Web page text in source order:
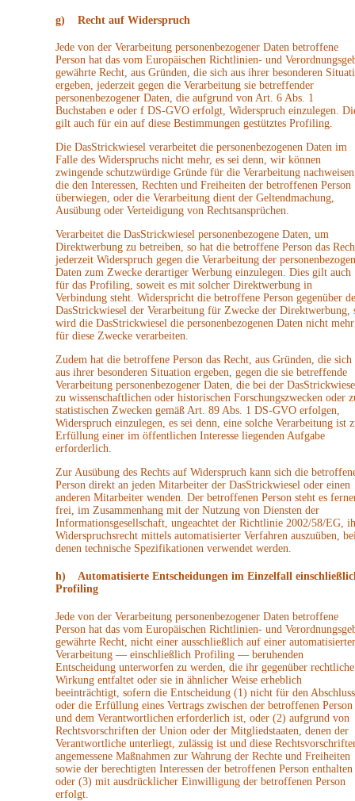
g) Recht auf Widerspruch
Jede von der Verarbeitung personenbezogener Daten betroffene
Person hat das vom Europäischen Richtlinien- und
gewährte Recht, aus Gründen, die sich aus ihrer besonderen
ergeben, jederzeit gegen die Verarbeitung sie betreffender
personenbezogener Daten, die aufgrund von Art. 6 Abs. 1
Buchstaben e oder f DS-GVO erfolgt, Widerspruch einzulegen.
gilt auch für ein auf diese Bestimmungen gestütztes Profiling.
Die DasStrickwiesel verarbeitet die personenbezogenen Daten im
Falle des Widerspruchs nicht mehr, es sei denn, wir können
zwingende schutzwürdige Gründe für die Verarbeitung
die den Interessen, Rechten und Freiheiten der betroffenen Person
überwiegen, oder die Verarbeitung dient der Geltendmachung,
Ausübung oder Verteidigung von Rechtsansprüchen.
Verarbeitet die DasStrickwiesel personenbezogene Daten, um
Direktwerbung zu betreiben, so hat die betroffene Person das
jederzeit Widerspruch gegen die Verarbeitung der
Daten zum Zwecke derartiger Werbung einzulegen. Dies gilt auch
für das Profiling, soweit es mit solcher Direktwerbung in
Verbindung steht. Widerspricht die betroffene Person gegenüber
DasStrickwiesel der Verarbeitung für Zwecke der Direktwerbung,
wird die DasStrickwiesel die personenbezogenen Daten nicht mehr
für diese Zwecke verarbeiten.
Zudem hat die betroffene Person das Recht, aus Gründen, die sich
aus ihrer besonderen Situation ergeben, gegen die sie betreffende
Verarbeitung personenbezogener Daten, die bei der
zu wissenschaftlichen oder historischen Forschungszwecken oder
statistischen Zwecken gemäß Art. 89 Abs. 1 DS-GVO erfolgen,
Widerspruch einzulegen, es sei denn, eine solche Verarbeitung ist
Erfüllung einer im öffentlichen Interesse liegenden Aufgabe
erforderlich.
Zur Ausübung des Rechts auf Widerspruch kann sich die
Person direkt an jeden Mitarbeiter der DasStrickwiesel oder einen
anderen Mitarbeiter wenden. Der betroffenen Person steht es
frei, im Zusammenhang mit der Nutzung von Diensten der
Informationsgesellschaft, ungeachtet der Richtlinie 2002/58/EG,
Widerspruchsrecht mittels automatisierter Verfahren auszuüben,
denen technische Spezifikationen verwendet werden.
h) Automatisierte Entscheidungen im Einzelfall
Profiling
Jede von der Verarbeitung personenbezogener Daten betroffene
Person hat das vom Europäischen Richtlinien- und
gewährte Recht, nicht einer ausschließlich auf einer
Verarbeitung — einschließlich Profiling — beruhenden
Entscheidung unterworfen zu werden, die ihr gegenüber rechtliche
Wirkung entfaltet oder sie in ähnlicher Weise erheblich
beeinträchtigt, sofern die Entscheidung (1) nicht für den Abschluss
oder die Erfüllung eines Vertrags zwischen der betroffenen Person
und dem Verantwortlichen erforderlich ist, oder (2) aufgrund von
Rechtsvorschriften der Union oder der Mitgliedstaaten, denen der
Verantwortliche unterliegt, zulässig ist und diese
angemessene Maßnahmen zur Wahrung der Rechte und Freiheiten
sowie der berechtigten Interessen der betroffenen Person enthalten
oder (3) mit ausdrücklicher Einwilligung der betroffenen Person
erfolgt.